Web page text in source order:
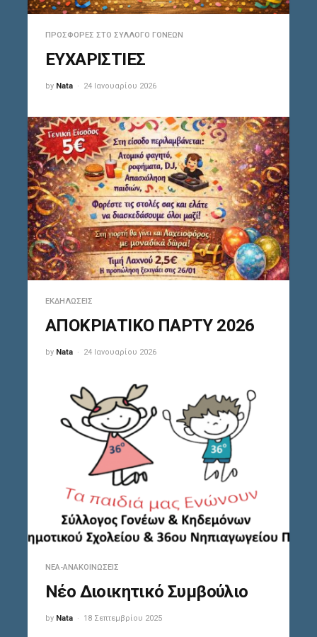
ΠΡΟΣΦΟΡΈΣ ΣΤΟ ΣΎΛΛΟΓΟ ΓΟΝΈΩΝ
ΕΥΧΑΡΙΣΤΙΕΣ
by Nata 24 Ιανουαρίου 2026
ΕΚΔΗΛΏΣΕΙΣ
ΑΠΟΚΡΙΑΤΙΚΟ ΠΑΡΤΥ 2026
by Nata 24 Ιανουαρίου 2026
ΝΈΑ-ΑΝΑΚΟΙΝΏΣΕΙΣ
Νέο Διοικητικό Συμβούλιο
by Nata 18 Σεπτεμβρίου 2025